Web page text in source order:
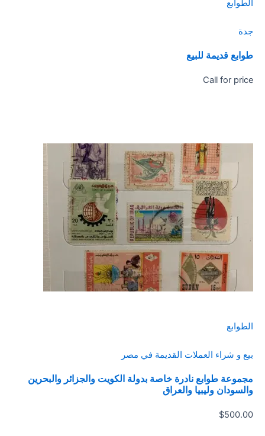
الطوابع
جدة
طوابع قديمة للبيع
Call for price
الطوابع
بيع و شراء العملات القديمة في مصر
مجموعة طوابع نادرة خاصة بدولة الكويت والجزائر والبحرين
والسودان وليبيا والعراق
$500.00